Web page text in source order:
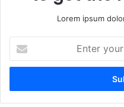
Lorem ipsum
your
Email